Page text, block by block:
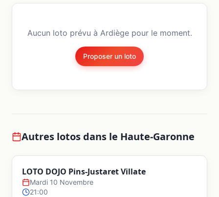
Aucun loto prévu à Ardiègepour le moment.
Proposer un loto
Autres lotos dans le Haute-Garonne
LOTO DOJO Pins-Justaret Villate
Mardi 10 Novembre
21:00